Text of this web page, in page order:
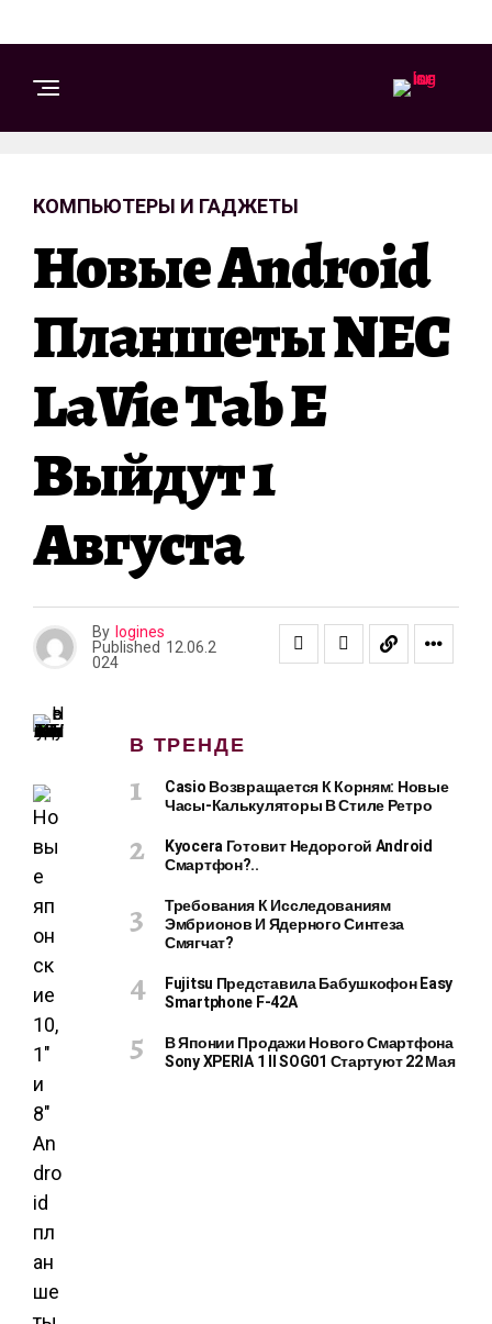
КОМПЬЮТЕРЫ И ГАДЖЕТЫ
Новые Android
Планшеты NEC
LaVie Tab E
Выйдут 1
Августа
By logines
Published 12.06.2
024
В ТРЕНДЕ
Casio Возвращается К Корням: Новые
Часы-Калькуляторы В Стиле Ретро
Kyocera Готовит Недорогой Android
Смартфон?..
Требования К Исследованиям
Эмбрионов И Ядерного Синтеза
Смягчат?
Fujitsu Представила Бабушкофон Easy
Smartphone F-42A
В Японии Продажи Нового Смартфона
Sony XPERIA 1 II SOG01 Стартуют 22 Мая